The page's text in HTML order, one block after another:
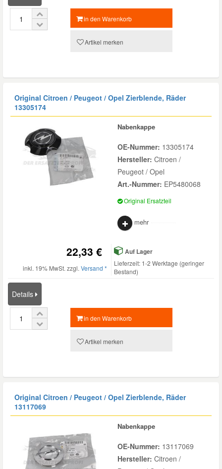
in den Warenkorb
Artikel merken
Original Citroen / Peugeot / Opel Zierblende, Räder
13305174
Nabenkappe
OE-Nummer: 13305174
Hersteller: Citroen /
Peugeot / Opel
Art.-Nummer: EP5480068
Original Ersatzteil
mehr
22,33 €
inkl. 19% MwSt. zzgl. Versand *
Auf Lager
Lieferzeit: 1-2 Werktage (geringer
Bestand)
Details
in den Warenkorb
Artikel merken
Original Citroen / Peugeot / Opel Zierblende, Räder
13117069
Nabenkappe
OE-Nummer: 13117069
Hersteller: Citroen /